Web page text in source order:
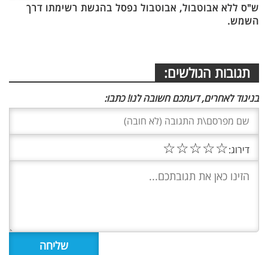
ש"ס ללא אבוטבול, אבוטבול נפסל בהגשת רשימתו דרך
השמש.
תגובות הגולשים:
בניגוד לאחרים, דעתכם חשובה לנו! כתבו:
דירוג:☆
☆
☆
☆
☆